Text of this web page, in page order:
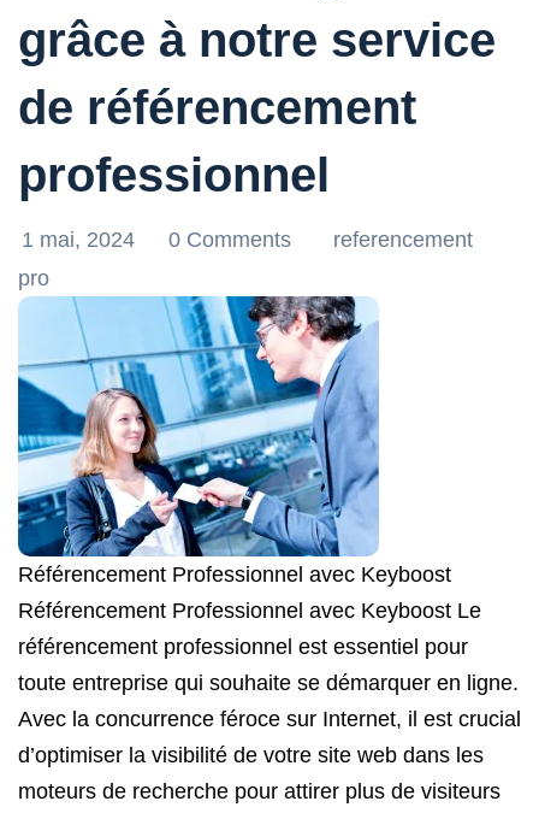
grâce à notre service
de référencement
professionnel
1 mai, 2024 0 Comments
referencement
pro
Référencement Professionnel avec Keyboost
Référencement Professionnel avec Keyboost Le
référencement professionnel est essentiel pour
toute entreprise qui souhaite se démarquer en ligne.
Avec la concurrence féroce sur Internet, il est crucial
d’optimiser la visibilité de votre site web dans les
moteurs de recherche pour attirer plus de visiteurs